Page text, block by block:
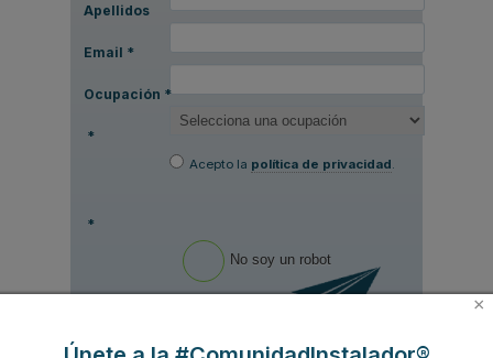
Apellidos
Email *
Ocupación *
*
Acepto la política de privacidad
*
No soy un robot
×